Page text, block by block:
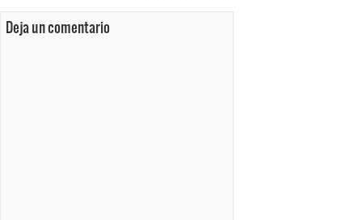
Deja un comentario